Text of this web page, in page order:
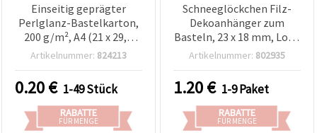
Einseitig geprägter
Perlglanz-Bastelkarton,
200 g/m², A4 (21 x 29,7
cm), goldfarben – 1
Artikelnummer: 824213
0.20€ 1-49 Stück
RABATTE
FÜR MENGE
Schneeglöckchen Filz-
Dekoanhänger zum
Basteln, 23 x 18 mm, Loch
1 mm – 10 Stück
Artikelnummer: 802935
1.20€ 1-9 Paket
RABATTE
FÜR MENGE